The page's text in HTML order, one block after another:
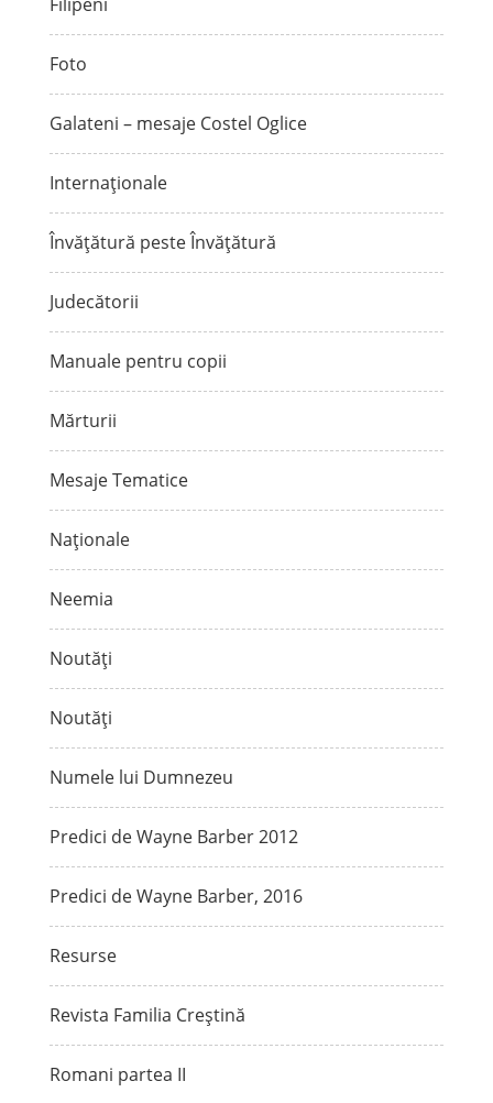
Foto
Galateni – mesaje Costel Oglice
Internaționale
Învățătură peste Învățătură
Judecătorii
Manuale pentru copii
Mărturii
Mesaje Tematice
Naționale
Neemia
Noutăți
Noutăți
Numele lui Dumnezeu
Predici de Wayne Barber 2012
Predici de Wayne Barber, 2016
Resurse
Revista Familia Creștină
Romani partea II